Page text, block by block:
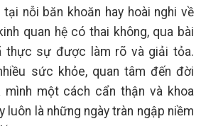
nỗi băn khoăn hay hoài nghi về
quan hệ có thai không, qua bài
thực sự được làm rõ và giải tỏa.
sức khỏe, quan tâm đến đời
một cách cẩn thận và khoa
luôn là những ngày tràn ngập niềm